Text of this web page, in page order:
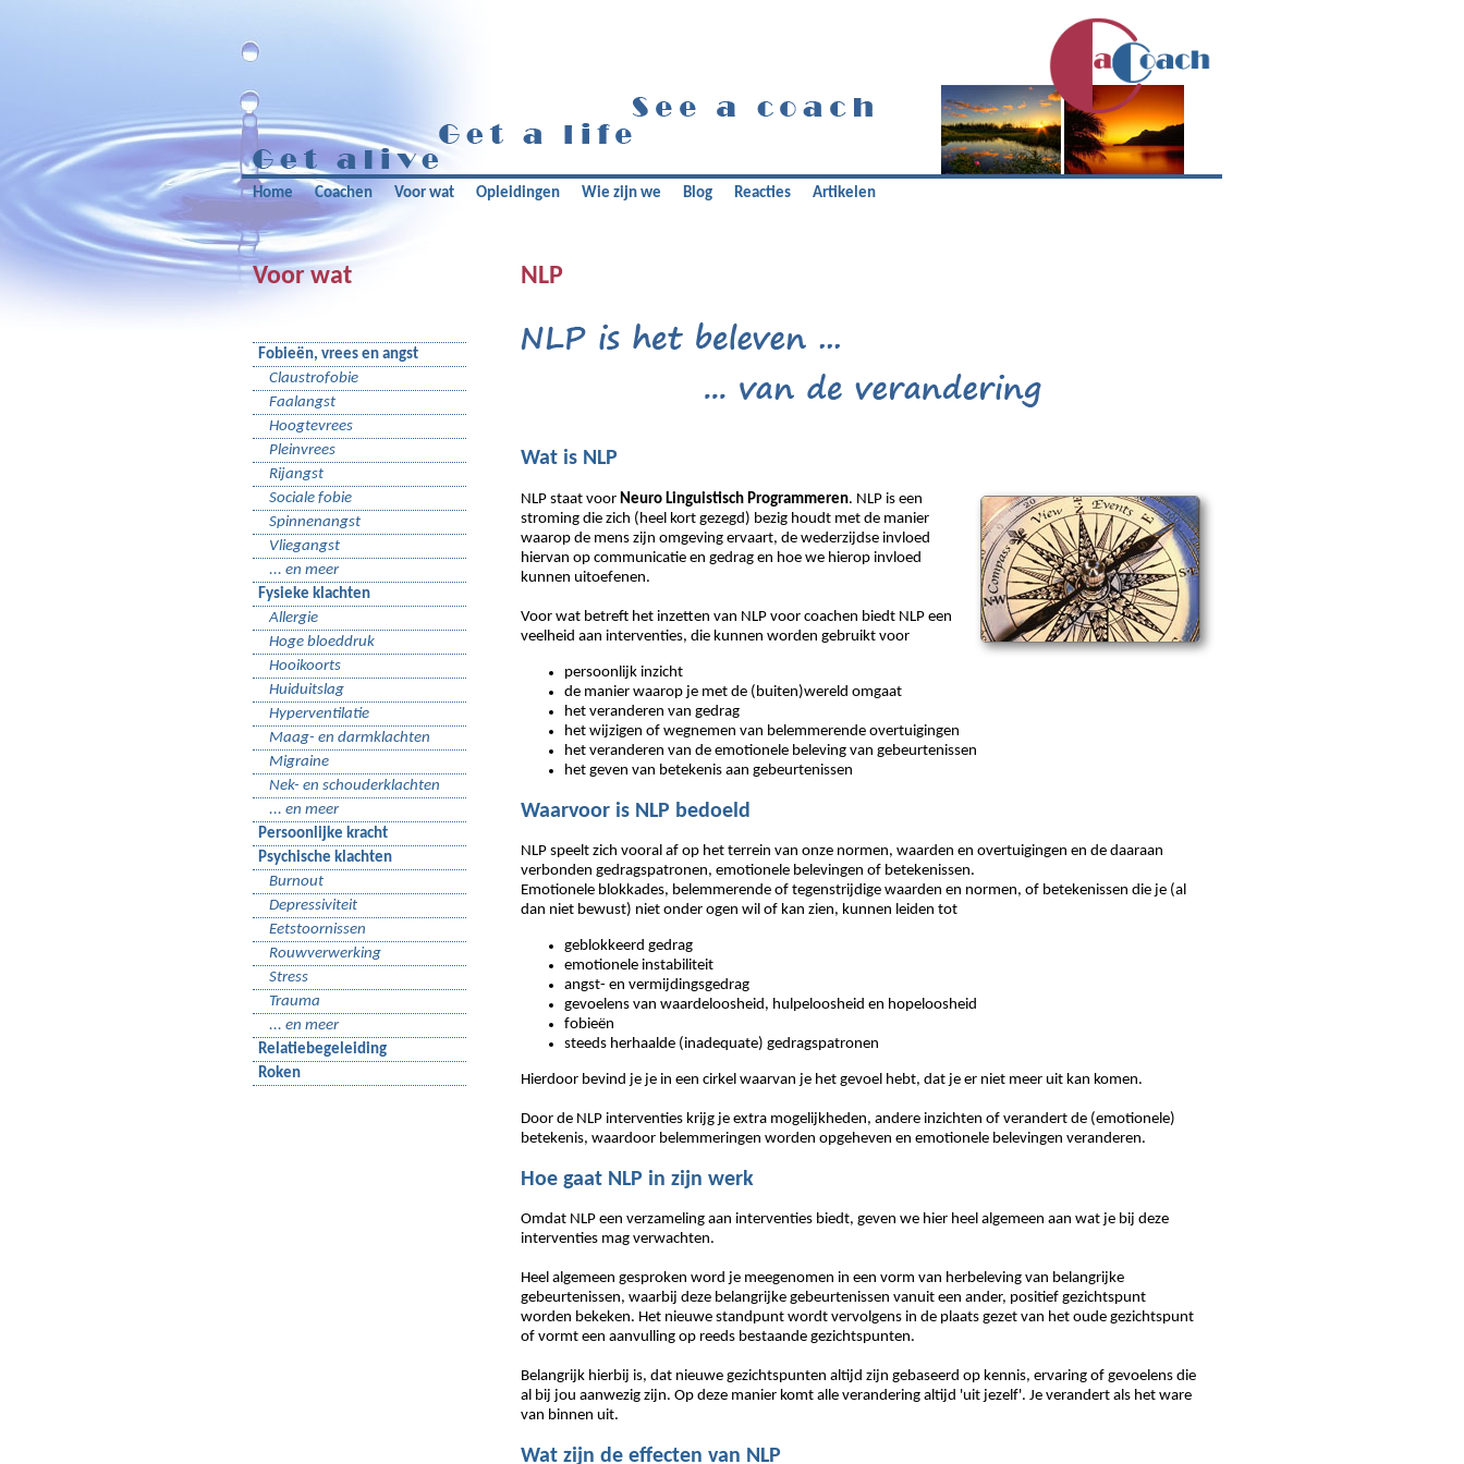
Home Coachen Voor wat Opleidingen Wie zijn we Blog Reacties Artikelen
Voor wat
Fobieën, vrees en angst
Claustrofobie
Faalangst
Hoogtevrees
Pleinvrees
Rijangst
Sociale fobie
Spinnenangst
Vliegangst
... en meer
Fysieke klachten
Allergie
Hoge bloeddruk
Hooikoorts
Huiduitslag
Hyperventilatie
Maag- en darmklachten
Migraine
Nek- en schouderklachten
... en meer
Persoonlijke kracht
Psychische klachten
Burnout
Depressiviteit
Eetstoornissen
Rouwverwerking
Stress
Trauma
... en meer
Relatiebegeleiding
Roken
NLP
Wat is NLP
NLP staat voor Neuro Linguistisch Programmeren. NLP is een
stroming die zich (heel kort gezegd) bezig houdt met de manier
waarop de mens zijn omgeving ervaart, de wederzijdse invloed
hiervan op communicatie en gedrag en hoe we hierop invloed
kunnen uitoefenen.
Voor wat betreft het inzetten van NLP voor coachen biedt NLP een
veelheid aan interventies, die kunnen worden gebruikt voor
persoonlijk inzicht
de manier waarop je met de (buiten)wereld omgaat
het veranderen van gedrag
het wijzigen of wegnemen van belemmerende overtuigingen
het veranderen van de emotionele beleving van gebeurtenissen
het geven van betekenis aan gebeurtenissen
Waarvoor is NLP bedoeld
NLP speelt zich vooral af op het terrein van onze normen, waarden en overtuigingen en de daaraan
verbonden gedragspatronen, emotionele belevingen of betekenissen.
Emotionele blokkades, belemmerende of tegenstrijdige waarden en normen, of betekenissen die je (al
dan niet bewust) niet onder ogen wil of kan zien, kunnen leiden tot
geblokkeerd gedrag
emotionele instabiliteit
angst- en vermijdingsgedrag
gevoelens van waardeloosheid, hulpeloosheid en hopeloosheid
fobieën
steeds herhaalde (inadequate) gedragspatronen
Hierdoor bevind je je in een cirkel waarvan je het gevoel hebt, dat je er niet meer uit kan komen.
Door de NLP interventies krijg je extra mogelijkheden, andere inzichten of verandert de (emotionele)
betekenis, waardoor belemmeringen worden opgeheven en emotionele belevingen veranderen.
Hoe gaat NLP in zijn werk
Omdat NLP een verzameling aan interventies biedt, geven we hier heel algemeen aan wat je bij deze
interventies mag verwachten.
Heel algemeen gesproken word je meegenomen in een vorm van herbeleving van belangrijke
gebeurtenissen, waarbij deze belangrijke gebeurtenissen vanuit een ander, positief gezichtspunt
worden bekeken. Het nieuwe standpunt wordt vervolgens in de plaats gezet van het oude gezichtspunt
of vormt een aanvulling op reeds bestaande gezichtspunten.
Belangrijk hierbij is, dat nieuwe gezichtspunten altijd zijn gebaseerd op kennis, ervaring of gevoelens die
al bij jou aanwezig zijn. Op deze manier komt alle verandering altijd 'uit jezelf'. Je verandert als het ware
van binnen uit.
Wat zijn de effecten van NLP